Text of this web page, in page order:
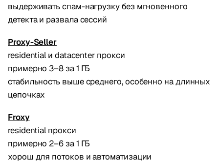
выдерживать спам-нагрузку без мгновенного
детекта и развала сессий
Proxy-Seller
residential и datacenter прокси
примерно 3–8 за 1 ГБ
стабильность выше среднего, особенно на длинных
цепочках
Froxy
residential прокси
примерно 2–6 за 1 ГБ
хорош для потоков и автоматизации